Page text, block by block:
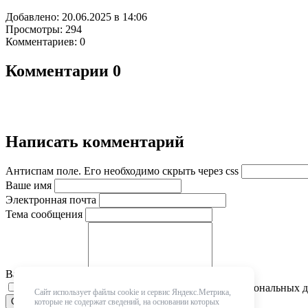
Добавлено: 20.06.2025 в 14:06
Просмотры: 294
Комментариев: 0
Комментарии 0
Написать комментарий
Антиспам поле. Его необходимо скрыть через css
Ваше имя
Электронная почта
Тема сообщения
Ваше сообщение
Я предоставляю своесогласиена обработку персональных
Сайт использует файлы cookie и сервис Яндекс.Метрика,
которые не содержат сведений, на основании которых